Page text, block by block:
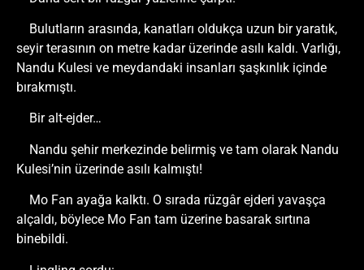
Bulutların arasında, kanatları oldukça uzun bir yaratık,
seyir terasının on metre kadar üzerinde asılı kaldı. Varlığı,
Nandu Kulesi ve meydandaki insanları şaşkınlık içinde
bırakmıştı.
Bir alt-ejder…
Nandu şehir merkezinde belirmiş ve tam olarak Nandu
Kulesi’nin üzerinde asılı kalmıştı!
Mo Fan ayağa kalktı. O sırada rüzgâr ejderi yavaşça
alçaldı, böylece Mo Fan tam üzerine basarak sırtına
binebildi.